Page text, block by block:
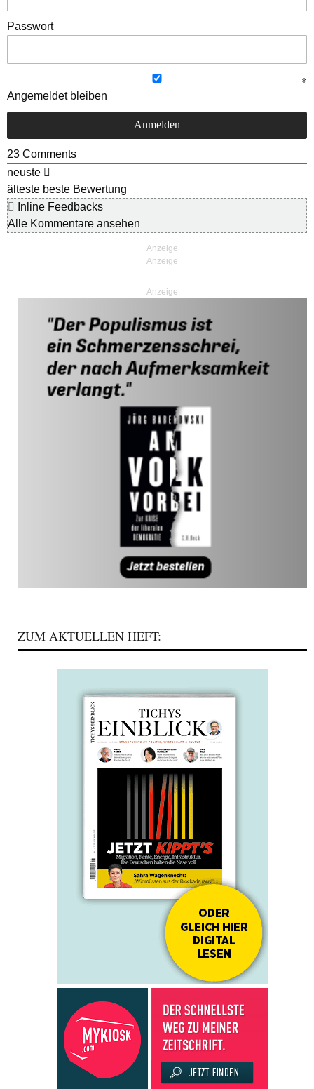
Passwort
Angemeldet bleiben
23 Comments
neuste
älteste beste Bewertung
Inline Feedbacks
Alle Kommentare ansehen
Anzeige
ZUM AKTUELLEN HEFT: